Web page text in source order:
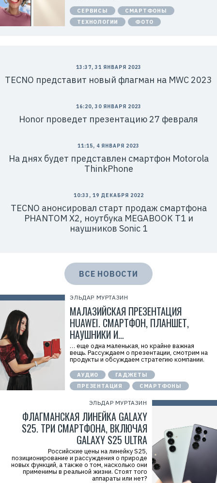
ЭЛЬДАР МУРТАЗИН
МАЛАЗИЙСКАЯ ПРЕЗЕНТАЦИЯ
HUAWEI. СМАРТФОН, ПЛАНШЕТ,
НАУШНИКИ И…
… еще одна маленькая, но крайне важная
вещь. Рассуждаем о презентации, смотрим на
продукты и обсуждаем стратегию компании.
АУДИО
ГАДЖЕТЫ
ПРЕЗЕНТАЦИЯ
СМАРТФОНЫ
ЭЛЬДАР МУРТАЗИН
ФЛАГМАНСКАЯ ЛИНЕЙКА GALAXY
S25. ТРИ СМАРТФОНА, ВКЛЮЧАЯ
GALAXY S25 ULTRA
Российские цены на линейку S25,
позиционирование и рассуждения о природе
новых функций, а также о том, насколько они
применимы в реальной жизни. Стоят того
аппараты или нет?
13:37, 31 ЯНВАРЯ 2023
TECNO представит новый флагман на MWC 2023
16:20, 30 ЯНВАРЯ 2023
Honor проведет презентацию 27 февраля
11:15, 4 ЯНВАРЯ 2023
На днях будет представлен смартфон Motorola
ThinkPhone
10:33, 19 ДЕКАБРЯ 2022
TECNO анонсировал старт продаж смартфона
PHANTOM X2, ноутбука MEGABOOK T1 и
наушников Sonic 1
ВСЕ НОВОСТИ
м
п
а
н
й
7
8
6
СЕРВИСЫ
СМАРТФОНЫ
ТЕХНОЛОГИИ
ФОТО